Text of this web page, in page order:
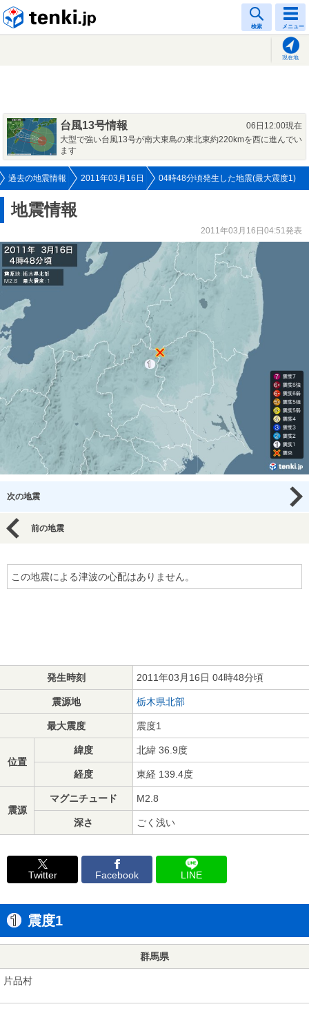
検索 メニュー
現在地
台風13号情報
06日12:00現在
大型で強い台風13号が南大東島の東北東約220kmを西に進んでい
ます
過去の地震情報 2011年03月16日 04時48分頃発生した地震(最大震度1)
地震情報
2011年03月16日04:51発表
次の地震
前の地震
この地震による津波の心配はありません。
発生時刻 2011年03月16日 04時48分頃
震源地 栃木県北部
最大震度 震度1
位置
緯度 北緯 36.9度
経度 東経 139.4度
震源
マグニチュード M2.8
深さ ごく浅い
Twitter Facebook LINE
震度1
群馬県
片品村